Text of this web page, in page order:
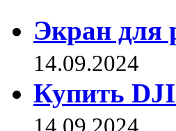
Экран для
14.09.2024
Купить